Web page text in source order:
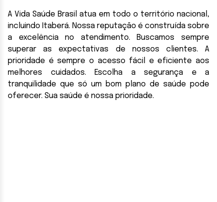
A Vida Saúde Brasil atua em todo o território nacional,
incluindo Itaberá. Nossa reputação é construída sobre
a excelência no atendimento. Buscamos sempre
superar as expectativas de nossos clientes. A
prioridade é sempre o acesso fácil e eficiente aos
melhores cuidados. Escolha a segurança e a
tranquilidade que só um bom plano de saúde pode
oferecer. Sua saúde é nossa prioridade.